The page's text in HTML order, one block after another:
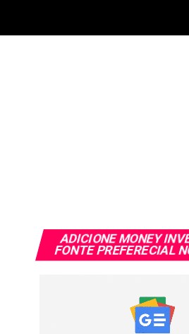
ADICIONE MONEY
FONTE PREFERECIAL